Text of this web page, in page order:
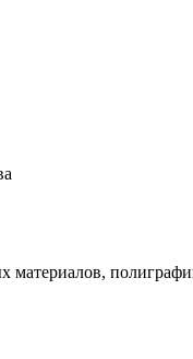
материалов,